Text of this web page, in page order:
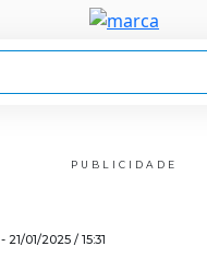
PUBLICIDADE
- 21/01/2025 / 15:31